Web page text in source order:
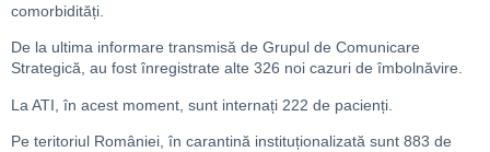
comorbidități.
De la ultima informare transmisă de Grupul de Comunicare
Strategică, au fost înregistrate alte 326 noi cazuri de îmbolnăvire.
La ATI, în acest moment, sunt internați 222 de pacienți.
Pe teritoriul României, în carantină instituționalizată sunt 883 de